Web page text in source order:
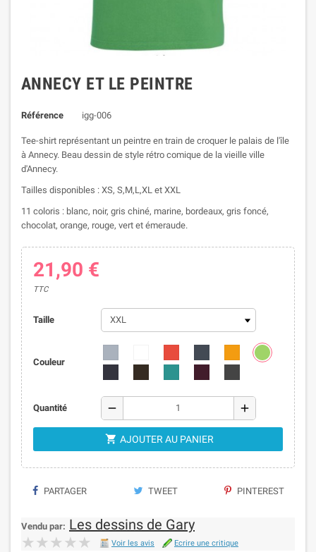
ANNECY ET LE PEINTRE
Référence igg-006
Tee-shirt représentant un peintre en train de croquer le palais de l'île
à Annecy. Beau dessin de style rétro comique de la vieille ville
d'Annecy.
Tailles disponibles : XS, S,M,L,XL et XXL
11 coloris : blanc, noir, gris chiné, marine, bordeaux, gris foncé,
chocolat, orange, rouge, vert et émeraude.
21,90 €
TTC
Taille
Couleur
Quantité remove add
 AJOUTER AU PANIER
PARTAGER TWEET PINTEREST
Vendu par: Les dessins de Gary
★★★★★
★★★★★ Voir les avis Ecrire une critique